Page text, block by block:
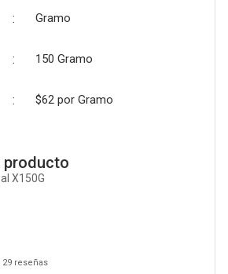
: Gramo
: 150 Gramo
: $62 por Gramo
producto
X150G
29 reseñas